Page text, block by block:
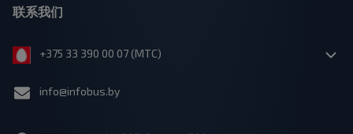
联系我们
+375 33 390 00 07 (МТС)
info@infobus.by